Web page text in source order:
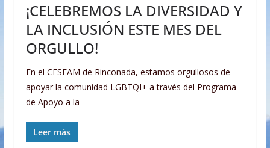
¡CELEBREMOS LA DIVERSIDAD Y
LA INCLUSIÓN ESTE MES DEL
ORGULLO!
En el CESFAM de Rinconada, estamos orgullosos de
apoyar la comunidad LGBTQI+ a través del Programa
de Apoyo a la
Leer más